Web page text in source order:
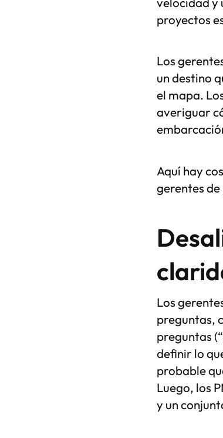
proyectos
Los
un destino
el mapa.
averiguar
Aquí hay
gerentes
Los
preguntas,
preguntas
definir lo
probable
Luego, los
y un